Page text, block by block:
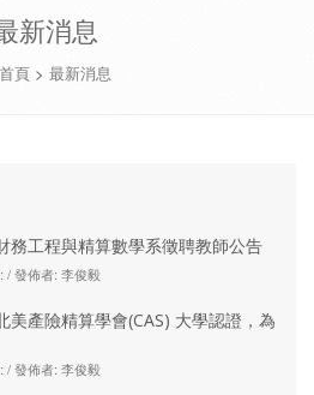
新消息
首頁> 最新消息
務工程與精算數學系徵聘教師公告
/ 發佈者: 李俊毅
美產險精算學會(CAS) 大學認證，為
/ 發佈者: 李俊毅